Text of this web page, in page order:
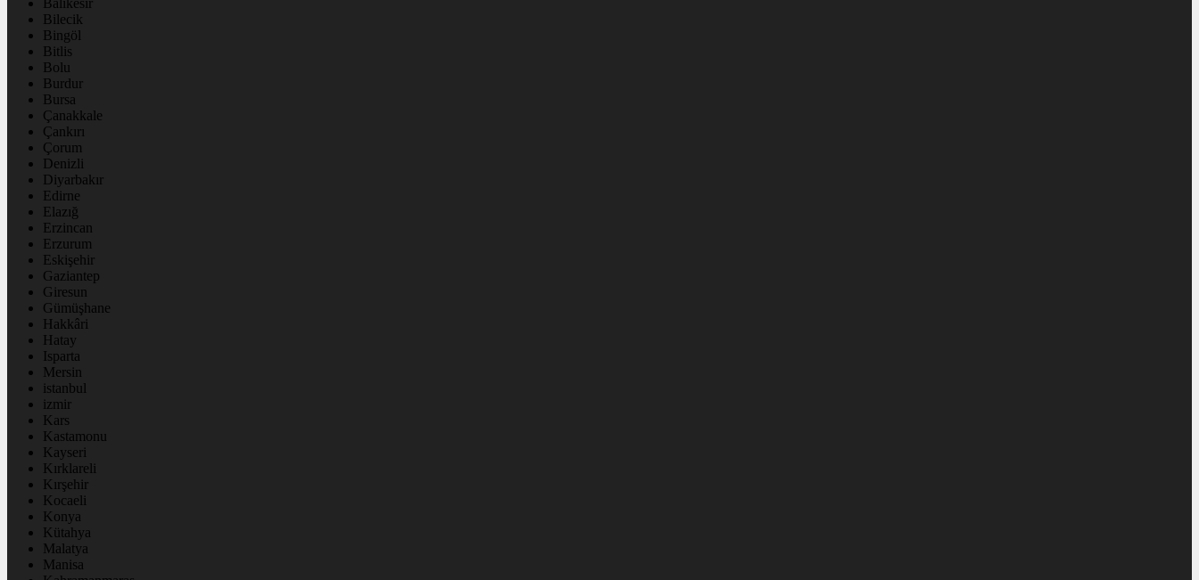
Balıkesir
Bilecik
Bingöl
Bitlis
Bolu
Burdur
Bursa
Çanakkale
Çankırı
Çorum
Denizli
Diyarbakır
Edirne
Elazığ
Erzincan
Erzurum
Eskişehir
Gaziantep
Giresun
Gümüşhane
Hakkâri
Hatay
Isparta
Mersin
istanbul
izmir
Kars
Kastamonu
Kayseri
Kırklareli
Kırşehir
Kocaeli
Konya
Kütahya
Malatya
Manisa